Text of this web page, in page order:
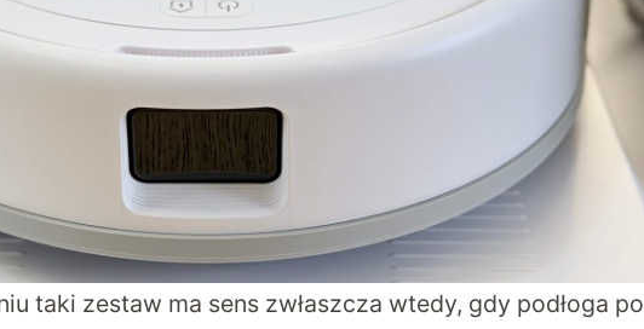
taki zestaw ma sens zwłaszcza wtedy, gdy podłoga po